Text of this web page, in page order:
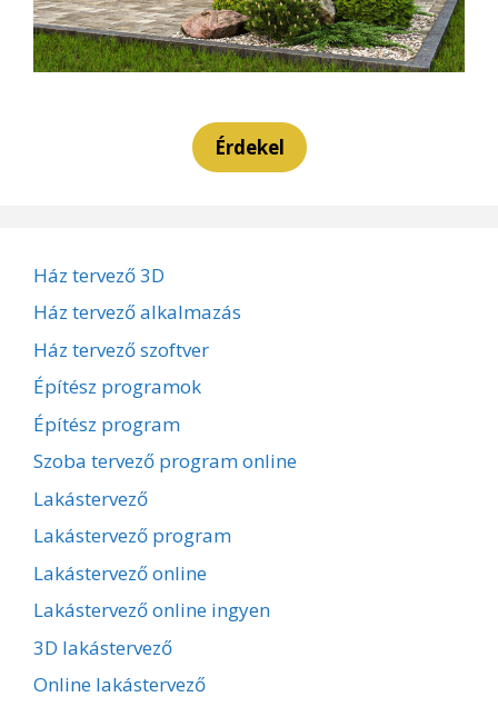
Érdekel
Ház tervező 3D
Ház tervező alkalmazás
Ház tervező szoftver
Építész programok
Építész program
Szoba tervező program online
Lakástervező
Lakástervező program
Lakástervező online
Lakástervező online ingyen
3D lakástervező
Online lakástervező